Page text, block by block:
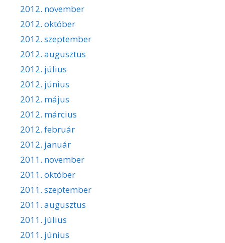
2012. november
2012. október
2012. szeptember
2012. augusztus
2012. július
2012. június
2012. május
2012. március
2012. február
2012. január
2011. november
2011. október
2011. szeptember
2011. augusztus
2011. július
2011. június